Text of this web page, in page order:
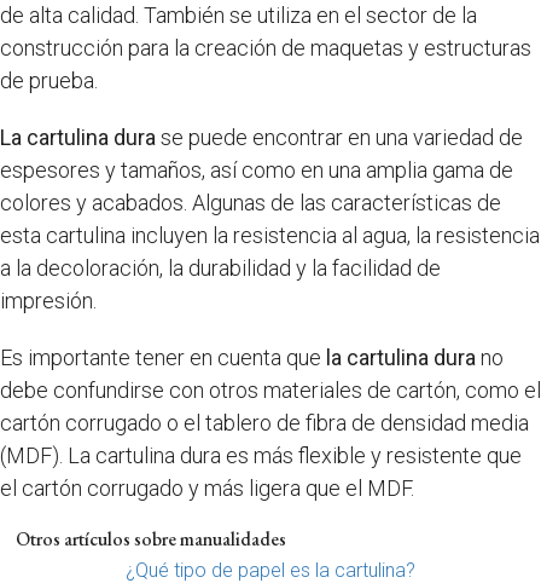
de alta calidad. También se utiliza en el sector de la
construcción para la creación de maquetas y estructuras
de prueba.
La cartulina dura se puede encontrar en una variedad de
espesores y tamaños, así como en una amplia gama de
colores y acabados. Algunas de las características de
esta cartulina incluyen la resistencia al agua, la resistencia
a la decoloración, la durabilidad y la facilidad de
impresión.
Es importante tener en cuenta que la cartulina dura no
debe confundirse con otros materiales de cartón, como el
cartón corrugado o el tablero de fibra de densidad media
(MDF). La cartulina dura es más flexible y resistente que
el cartón corrugado y más ligera que el MDF.
Otros artículos sobre manualidades
¿Qué tipo de papel es la cartulina?